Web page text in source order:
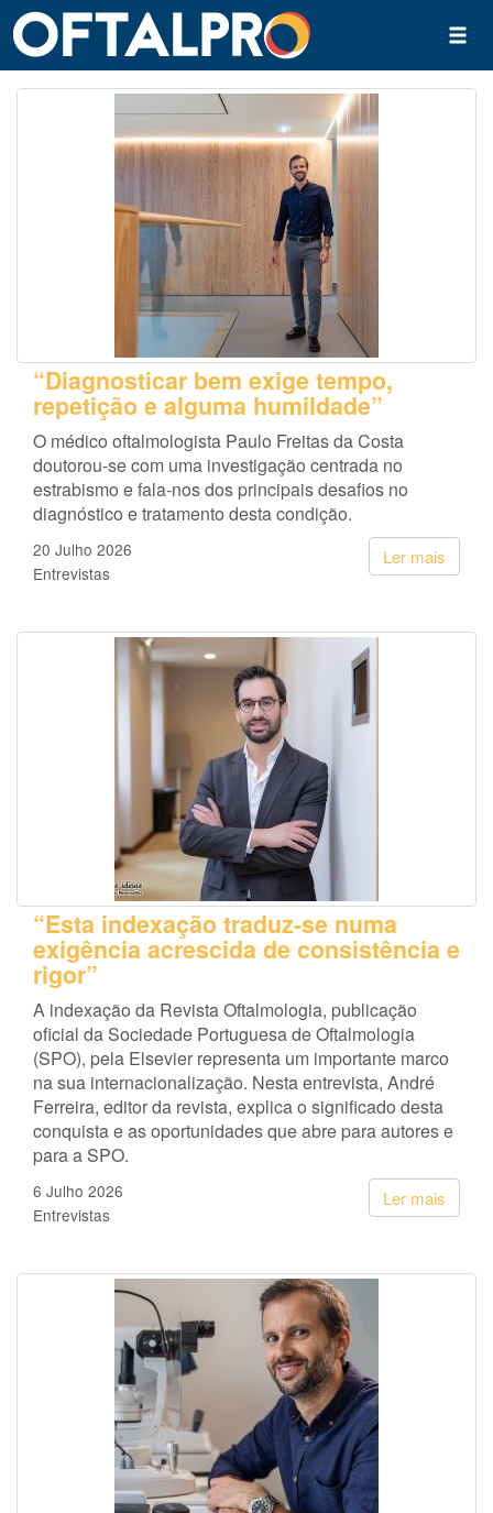
“Diagnosticar bem exige tempo,
repetição e alguma humildade”
O médico oftalmologista Paulo Freitas da Costa
doutorou-se com uma investigação centrada no
estrabismo e fala-nos dos principais desafios no
diagnóstico e tratamento desta condição.
Ler mais
20 Julho 2026
Entrevistas
“Esta indexação traduz-se numa
exigência acrescida de consistência e
rigor”
A indexação da Revista Oftalmologia, publicação
oficial da Sociedade Portuguesa de Oftalmologia
(SPO), pela Elsevier representa um importante marco
na sua internacionalização. Nesta entrevista, André
Ferreira, editor da revista, explica o significado desta
conquista e as oportunidades que abre para autores e
para a SPO.
Ler mais
6 Julho 2026
Entrevistas